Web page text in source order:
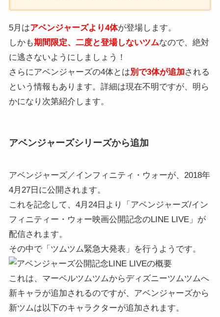
5月はアベンジャーズより4体が登場します。
しかも期間限定、二度と登場しないツムなので、絶対
に逃さないようにしましょう！
さらにアベンジャーズの4体とは別で3体が追加される
という情報もあります。詳細は現在不明ですが、明ら
かになり次第紹介します。
アベンジャーズシリーズから追加
アベンジャーズ／インフィニティ・ウォーが、2018年
4月27日に公開されます。
これを記念して、4月24日より「アベンジャーズ/イン
フィニティー・ウォー映画公開記念のLINE LIVE」が
配信されます。
その中で「ツムツム緊急大発表」を行うようです。
これは、マーベルツムツムからディズニーツムツムへ
新キャラが追加されるのですが、アベンジャーズから
新ツムは以下のキャラクターが追加されます。